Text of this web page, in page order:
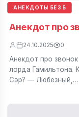
АНЕКДОТЫ БЕЗ Б
Анекдот про
24.10.2025 0
Анекдот про
лорда Гамильтона.
Сэр? — Любезный,…